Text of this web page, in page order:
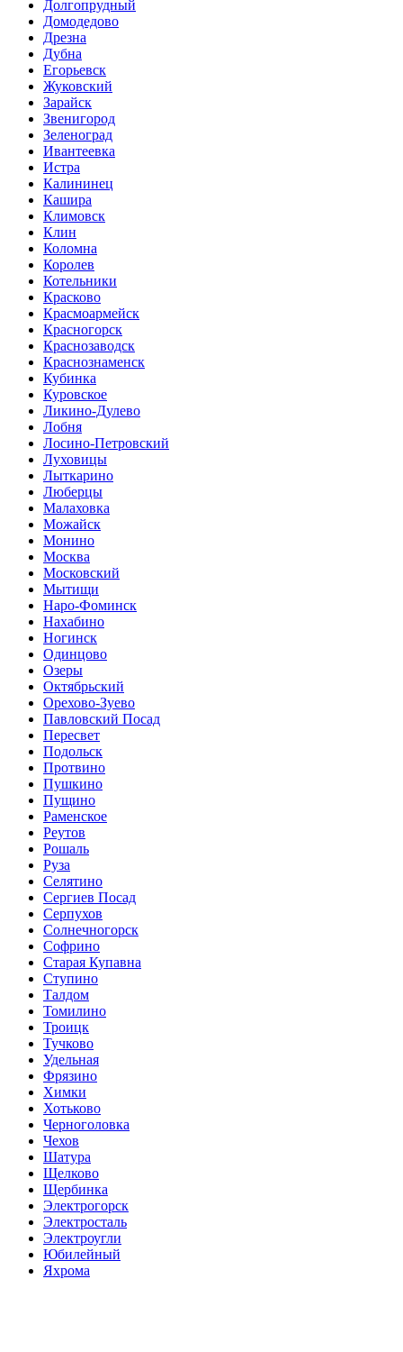
Долгопрудный
Домодедово
Дрезна
Дубна
Егорьевск
Жуковский
Зарайск
Звенигород
Зеленоград
Ивантеевка
Истра
Калининец
Кашира
Климовск
Клин
Коломна
Королев
Котельники
Красково
Красмоармейск
Красногорск
Краснозаводск
Краснознаменск
Кубинка
Куровское
Ликино-Дулево
Лобня
Лосино-Петровский
Луховицы
Лыткарино
Люберцы
Малаховка
Можайск
Монино
Москва
Московский
Мытищи
Наро-Фоминск
Нахабино
Ногинск
Одинцово
Озеры
Октябрьский
Орехово-Зуево
Павловский Посад
Пересвет
Подольск
Протвино
Пушкино
Пущино
Раменское
Реутов
Рошаль
Руза
Селятино
Сергиев Посад
Серпухов
Солнечногорск
Софрино
Старая Купавна
Ступино
Талдом
Томилино
Троицк
Тучково
Удельная
Фрязино
Химки
Хотьково
Черноголовка
Чехов
Шатура
Щелково
Щербинка
Электрогорск
Электросталь
Электроугли
Юбилейный
Яхрома